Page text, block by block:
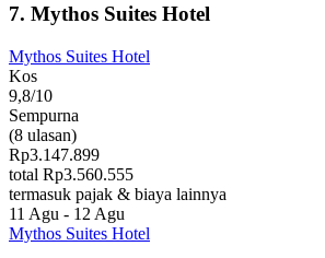
7. Mythos Suites Hotel
Mythos Suites Hotel
Kos
9,8/10
Sempurna
(8 ulasan)
Rp3.147.899
total Rp3.560.555
termasuk pajak & biaya lainnya
11 Agu - 12 Agu
Mythos Suites Hotel